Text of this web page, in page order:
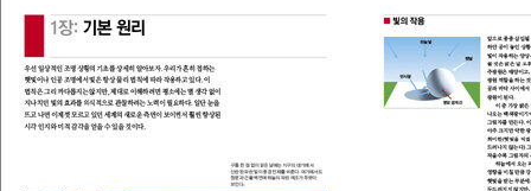
빛은 관찰에 기반을 둔 미술의 반석과도 같고, 구도와 이야기 연출에
도 핵심적인 역할을 합니다. 시각미술에서 이토록 중요한 측면이 이
제까지 너무나 가벼이 취급되어 온 셈입니다.
그래서 저는 빛을 상세히 다룬 책을 직접 쓰기로 마음먹었습니다. 이